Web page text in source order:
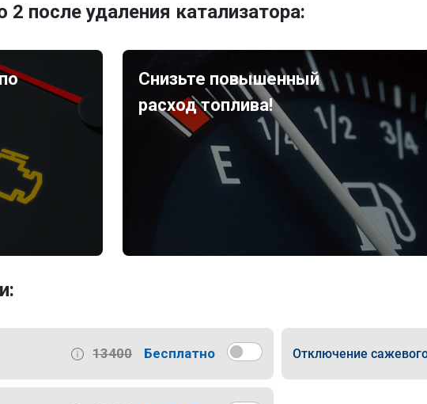
после удаления катализатора:
Снизьте повышенный
расход топлива!
13400 Бесплатно Отключение